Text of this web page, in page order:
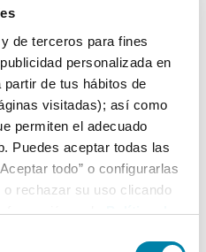
de terceros para fines
personalizada en
partir de tus hábitos de
visitadas); así como
permiten el adecuado
Puedes aceptar todas las
todo” o configurarlas
o rechazar su uso clicando
en laPolítica de
LED
todos